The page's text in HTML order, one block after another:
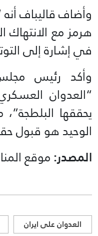
وأضاف قاليباف
هرمز مع الانتهاك
في إشارة إلى
وأكد رئيس
“العدوان
يحققها
الوحيد هو قبول
المصدر:موقع
العدوان على ايران